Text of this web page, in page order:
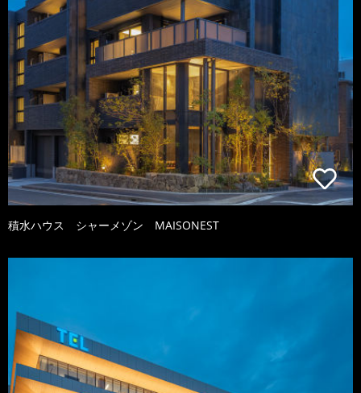
積水ハウス シャーメゾン MAISONEST